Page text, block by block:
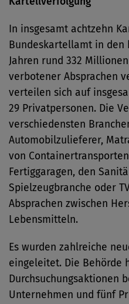
In insgesamt achtzehn
Bundeskartellamt in den
Jahren rund 332
verbotener Absprachen
verteilen sich auf
29 Privatpersonen. Die
verschiedensten
Automobilzulieferer,
von
Fertiggaragen, den
Spielzeugbranche oder
Absprachen zwischen
Lebensmitteln.
Es wurden zahlreiche
eingeleitet. Die Behörde
Durchsuchungsaktionen
Unternehmen und fünf